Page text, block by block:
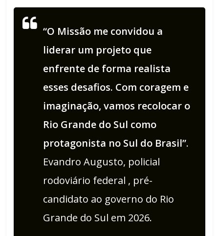
“O Missão me convidou a
liderar um projeto que
enfrente de forma realista
esses desafios. Com coragem e
imaginação, vamos recolocar o
Rio Grande do Sul como
protagonista no Sul do Brasil”.
Evandro Augusto, policial
rodoviário federal , pré-
candidato ao governo do Rio
Grande do Sul em 2026.